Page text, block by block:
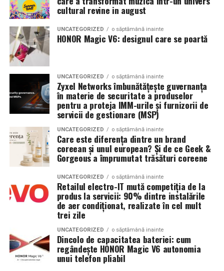
urmează FIV, operezi sau nu înainte?
Argumente pentru chistectomie preoperatorie:
Acces mai bun la foliculii ovarieni la puncție
Reducerea contaminării cu lichidul toxic din
endometriom
Îmbunătățirea mediului folicular
Argumente împotriva chistectomiei preoperatorii:
Chistectomia reduce rezerva ovariană — risc real,
mai ales pentru endometrioame bilaterale sau
recurente
Beneficiul asupra ratelor de sarcină la FIV nu este
demonstrat consistent în studii
Decizia se ia individualizat
ginecologul chirurg și specialistul FIV, luând în
considerare: dimensiunea endometriomului, rezerva
ovariană curentă, istoricul de operații ovariene
anterioare și numărul de cicluri FIV planificate.
Specificații tehnice principale:
Panouri fotovoltaice instalate:
Sistem de stocare: 52 kWh baterii LiFePO4
Dimensiune container transport:3 × 2,5
metri
Lungime panouri desfășurate:
liniari
Conectică:priză 220 V monofazic, priză
380 V trifazic, priză încărcare auto electric
Climatizare:aer condiționat integrat pentru
menținerea bateriilor la temperatură optimă
Mobilitate:
pe teren accidentat
cultural revine in august
UNCATEGORIZED o săptămână inainte
HONOR Magic V6: designul care se poartă
UNCATEGORIZED o săptămână inainte
Zyxel Networks îmbunătățește guvernanța
în materie de securitate a produselor
pentru a proteja IMM-urile și furnizorii de
servicii de gestionare (MSP)
UNCATEGORIZED o săptămână inainte
Care este diferența dintre un brand
coreean și unul european? Și de ce Geek &
Gorgeous a împrumutat trăsături coreene
UNCATEGORIZED o săptămână inainte
Retailul electro-IT mută competiția de la
produs la servicii: 90% dintre instalările
de aer condiționat, realizate în cel mult
trei zile
UNCATEGORIZED o săptămână inainte
Dincolo de capacitatea bateriei: cum
regândește HONOR Magic V6 autonomia
unui telefon pliabil